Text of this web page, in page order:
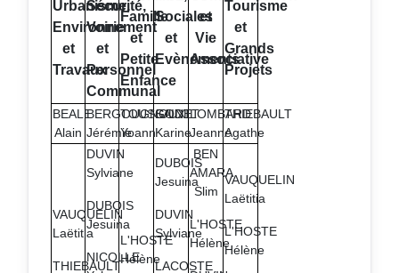
Urbanisme,
Environnement
et
Travaux
Sécurité,
Voirie
et
Personnel
Communal
Famille
et
Petite
Enfance
Sociales
et
Evènements
et
Vie
Associative
Tourisme
et
Grands
Projets
BEALE
Alain
BERGOUGNOUX
Jérémie
TOUSSAINT
Yoann
GODET
Karine
LOMBARD
Jeanne
THIEBAULT
Agathe
VAUQUELIN
Laëtitia
THIEBAULT
DUVIN
Sylviane
DUBOIS
Jesuina
NICOLLE
L'HOSTE
Hélène
DUBOIS
Jesuina
DUVIN
Sylviane
LACOSTE
BEN
AMARA
Slim
L'HOSTE
Hélène
VAUQUELIN
Laëtitia
L'HOSTE
Hélène